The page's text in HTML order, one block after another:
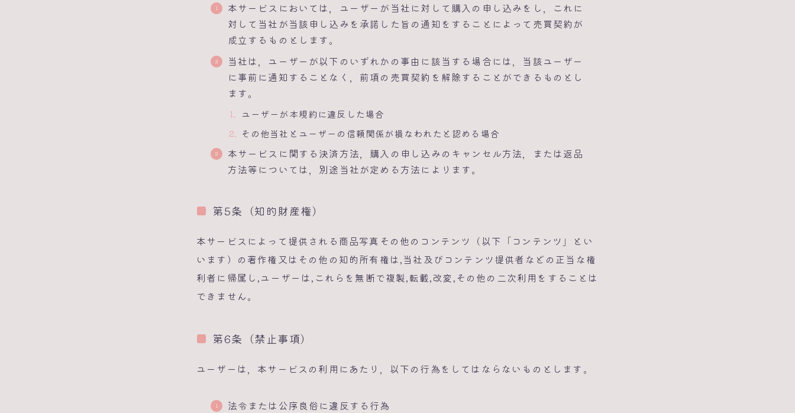
本サービスにおいては，ユーザーが当社に対して購入の申し込みをし，これに
対して当社が当該申し込みを承諾した旨の通知をすることによって売買契約が
成立するものとします。
当社は，ユーザーが以下のいずれかの事由に該当する場合には，当該ユーザー
に事前に通知することなく，前項の売買契約を解除することができるものとし
ます。
ユーザーが本規約に違反した場合
その他当社とユーザーの信頼関係が損なわれたと認める場合
本サービスに関する決済方法，購入の申し込みのキャンセル方法，または返品
方法等については，別途当社が定める方法によります。
第5条（知的財産権）
本サービスによって提供される商品写真その他のコンテンツ（以下「コンテンツ」とい
います）の著作権又はその他の知的所有権は,当社及びコンテンツ提供者などの正当な権
利者に帰属し,ユーザーは,これらを無断で複製,転載,改変,その他の二次利用をすることは
できません。
第6条（禁止事項）
ユーザーは，本サービスの利用にあたり，以下の行為をしてはならないものとします。
法令または公序良俗に違反する行為